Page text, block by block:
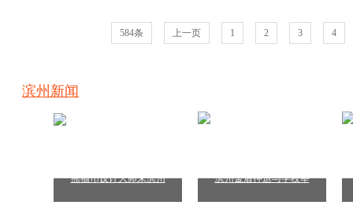
584条 上一页 1 2 3 4
滨州新闻
熊猫币设计大师来滨州 滨州金盾押运与学校举